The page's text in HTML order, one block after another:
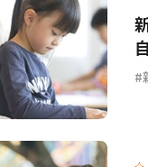
的ワーパパ道